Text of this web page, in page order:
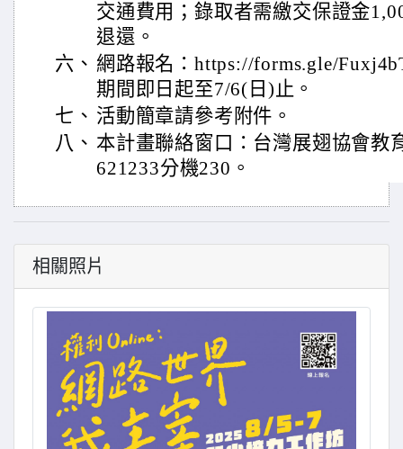
交通費用；錄取者需繳交保證金
退還。
六、 網路報名：https://forms.gle/
期間即日起至7/6(日)止。
七、 活動簡章請參考附件。
八、 本計畫聯絡窗口：台灣展翅協會教
621233分機230。
相關照片